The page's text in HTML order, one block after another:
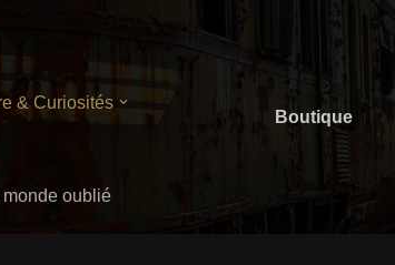
& Curiosités
Boutique
monde oublié